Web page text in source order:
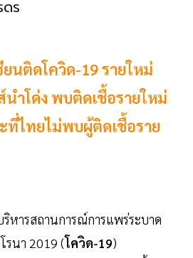
ร
นติดโควิด-19 รายใหม่
ำโด่ง พบติดเชื้อรายใหม่
ที่ไทยไม่พบผู้ติดเชื้อราย
หารสถานการณ์การแพร่ระบาด
รนา 2019 (โควิด-19)